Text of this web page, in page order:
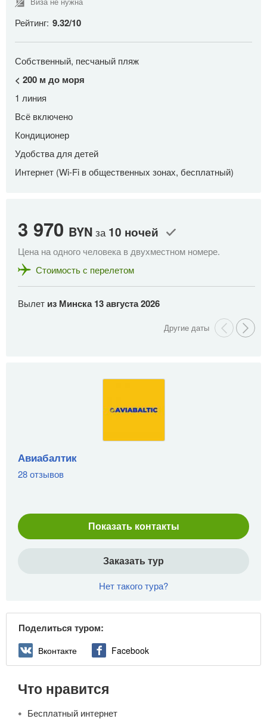
Рейтинг: 9.32/10
Собственный, песчаный пляж
< 200 м до моря
1 линия
Всё включено
Кондиционер
Удобства для детей
Интернет (Wi-Fi в общественных зонах, бесплатный)
3 970 BYN за 10 ночей
Цена на одного человека в двухместном номере.
Стоимость с перелетом
Вылет из Минска13 августа 2026
Авиабалтик
28 отзывов
Показать контакты
Заказать тур
Нет такого тура?
Поделиться туром:
Вконтакте Facebook
Что нравится
Бесплатный интернет